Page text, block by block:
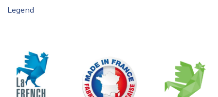
Legend